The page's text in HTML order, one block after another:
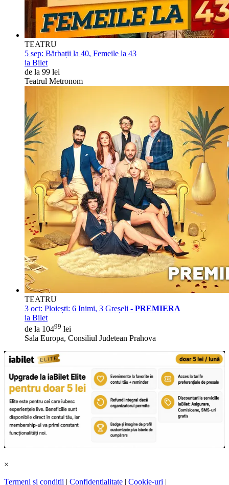
TEATRU
5 sep: Bărbații la 40, Femeile la 43
ia Bilet
de la 99 lei
Teatrul Metronom
TEATRU
3 oct: Ploiești: 6 Inimi, 3 Greșeli - PREMIERA
ia Bilet
de la 10499 lei
Sala Europa, Consiliul Judetean Prahova
×
Termeni și condiții | Confidențialitate | Cookie-uri |